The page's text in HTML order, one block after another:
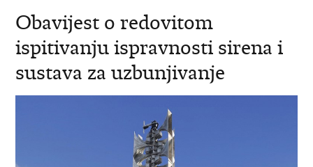
Obavijest o redovitom
ispitivanju ispravnosti sirena i
sustava za uzbunjivanje